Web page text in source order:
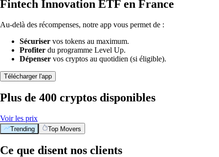
Fintech Innovation ETF en France
Au-delà des récompenses, notre app vous permet de :
Sécuriser vos tokens au maximum.
Profiter du programme Level Up.
Dépenser vos cryptos au quotidien (si éligible).
Télécharger l'app
Plus de 400 cryptos disponibles
Voir les prix
Trending Top Movers
Ce que disent nos clients